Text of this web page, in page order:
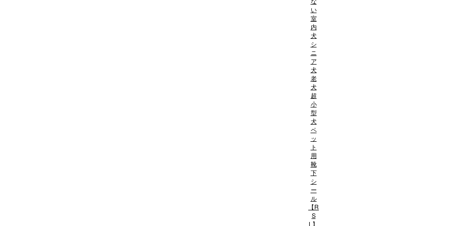
い
室
内
犬
シ
ニ
ア
犬
老
犬
超
小
型
犬
ペ
ッ
ト
用
靴
下
シ
ー
ル
【R
S
L】